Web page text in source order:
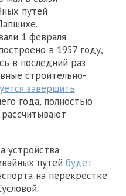
путей
1 февраля.
в 1957 году,
в последний раз
строительно-
завершить
года, полностью
устройства
путей будет
на перекрестке